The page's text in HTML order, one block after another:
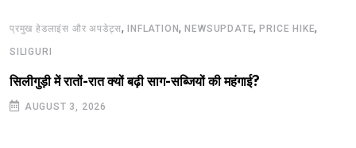
प्रमुख हेडलाइंस और अपडेट्स,INFLATION,NEWSUPDATE,PRICE HIKE,
SILIGURI
सिलीगुड़ी में रातों-रात क्यों बढ़ी साग-सब्जियों की महंगाई?
AUGUST 3, 2026